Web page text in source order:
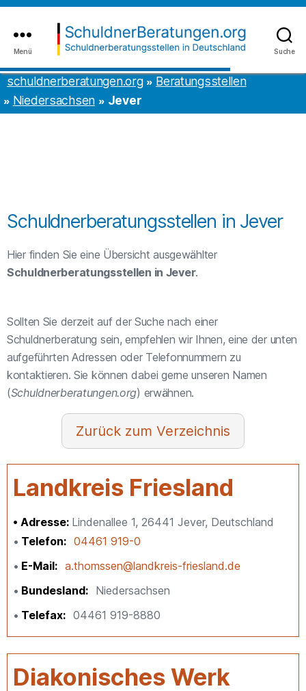
Inhalt
springen
to
the
content
Suche
schuldnerberatungen.org
Menü
schuldnerberatungen.org
Beratungsstellen
Niedersachsen
Jever
Schuldnerberatungsstellen in Jever
Hier finden Sie eine Übersicht ausgewählter
Schuldnerberatungsstellen in Jever.
Sollten Sie derzeit auf der Suche nach einer
Schuldnerberatung sein, empfehlen wir Ihnen, eine der unten
aufgeführten Adressen oder Telefonnummern zu
kontaktieren. Sie können dabei gerne unseren Namen
(Schuldnerberatungen.org) erwähnen.
Verzeichnis
Landkreis Friesland
Adresse: Lindenallee 1, 26441 Jever, Deutschland
Telefon
04461 919-0
E-Mail
a.thomssen@landkreis-friesland.de
Bundesland
Niedersachsen
Telefax
04461 919-8880
Diakonisches Werk